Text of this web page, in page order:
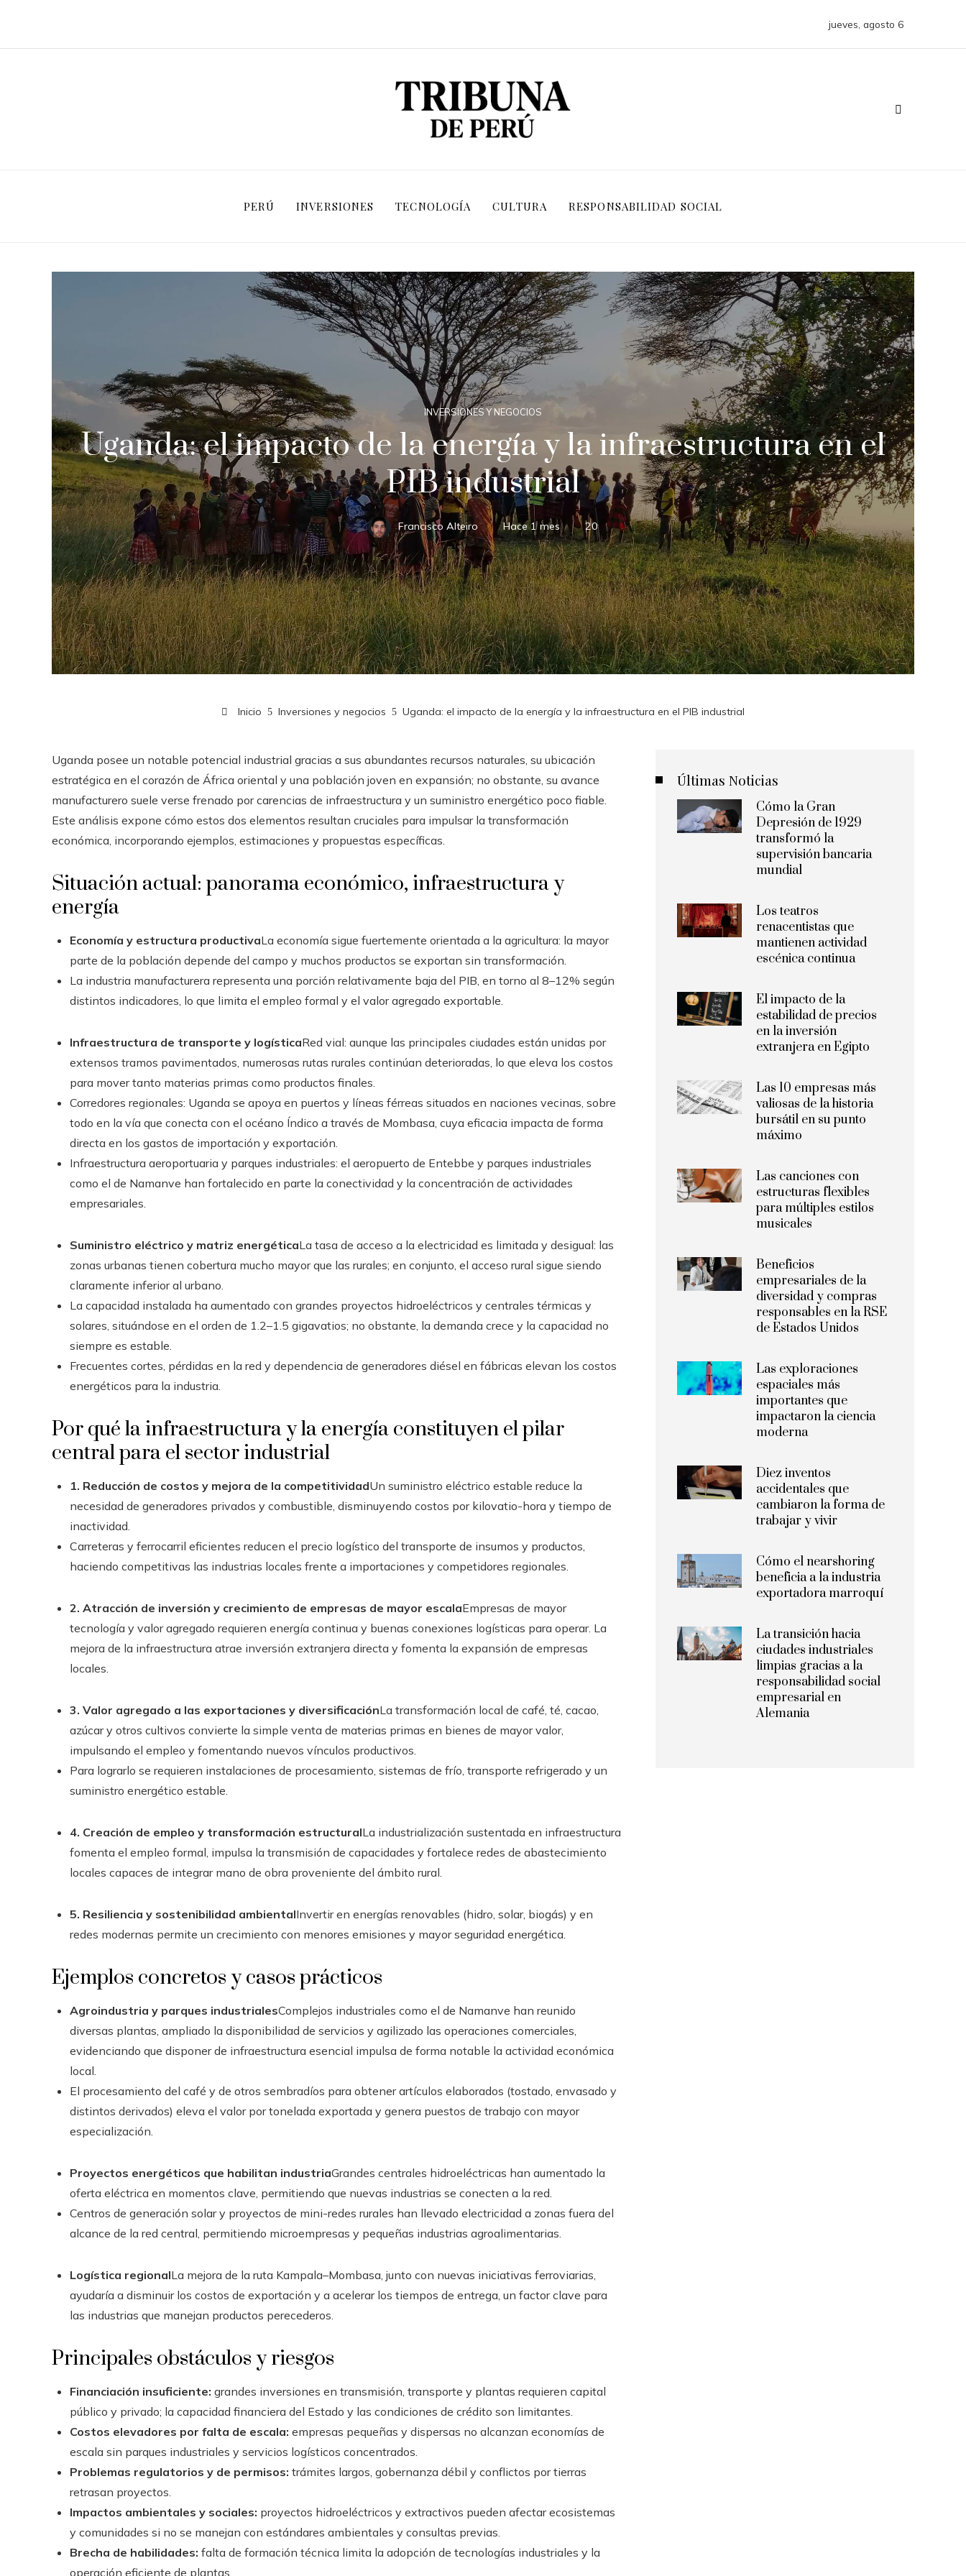
jueves, agosto 6
PERÚ INVERSIONES TECNOLOGÍA CULTURA RESPONSABILIDAD SOCIAL
INVERSIONES Y NEGOCIOS
Uganda: el impacto de la energía y la infraestructura en el
PIB industrial
Francisco Alteiro Hace 1 mes 20
Inicio Inversiones y negocios Uganda: el impacto de la energía y la infraestructura en el PIB industrial
Uganda posee un notable potencial industrial gracias a sus abundantes recursos naturales, su ubicación
estratégica en el corazón de África oriental y una población joven en expansión; no obstante, su avance
manufacturero suele verse frenado por carencias de infraestructura y un suministro energético poco fiable.
Este análisis expone cómo estos dos elementos resultan cruciales para impulsar la transformación
económica, incorporando ejemplos, estimaciones y propuestas específicas.
Situación actual: panorama económico, infraestructura y
energía
Economía y estructura productivaLa economía sigue fuertemente orientada a la agricultura: la mayor
parte de la población depende del campo y muchos productos se exportan sin transformación.
La industria manufacturera representa una porción relativamente baja del PIB, en torno al 8–12% según
distintos indicadores, lo que limita el empleo formal y el valor agregado exportable.
Infraestructura de transporte y logísticaRed vial: aunque las principales ciudades están unidas por
extensos tramos pavimentados, numerosas rutas rurales continúan deterioradas, lo que eleva los costos
para mover tanto materias primas como productos finales.
Corredores regionales: Uganda se apoya en puertos y líneas férreas situados en naciones vecinas, sobre
todo en la vía que conecta con el océano Índico a través de Mombasa, cuya eficacia impacta de forma
directa en los gastos de importación y exportación.
Infraestructura aeroportuaria y parques industriales: el aeropuerto de Entebbe y parques industriales
como el de Namanve han fortalecido en parte la conectividad y la concentración de actividades
empresariales.
Suministro eléctrico y matriz energéticaLa tasa de acceso a la electricidad es limitada y desigual: las
zonas urbanas tienen cobertura mucho mayor que las rurales; en conjunto, el acceso rural sigue siendo
claramente inferior al urbano.
La capacidad instalada ha aumentado con grandes proyectos hidroeléctricos y centrales térmicas y
solares, situándose en el orden de 1.2–1.5 gigavatios; no obstante, la demanda crece y la capacidad no
siempre es estable.
Frecuentes cortes, pérdidas en la red y dependencia de generadores diésel en fábricas elevan los costos
energéticos para la industria.
Por qué la infraestructura y la energía constituyen el pilar
central para el sector industrial
1. Reducción de costos y mejora de la competitividadUn suministro eléctrico estable reduce la
necesidad de generadores privados y combustible, disminuyendo costos por kilovatio-hora y tiempo de
inactividad.
Carreteras y ferrocarril eficientes reducen el precio logístico del transporte de insumos y productos,
haciendo competitivas las industrias locales frente a importaciones y competidores regionales.
2. Atracción de inversión y crecimiento de empresas de mayor escalaEmpresas de mayor
tecnología y valor agregado requieren energía continua y buenas conexiones logísticas para operar. La
mejora de la infraestructura atrae inversión extranjera directa y fomenta la expansión de empresas
locales.
3. Valor agregado a las exportaciones y diversificaciónLa transformación local de café, té, cacao,
azúcar y otros cultivos convierte la simple venta de materias primas en bienes de mayor valor,
impulsando el empleo y fomentando nuevos vínculos productivos.
Para lograrlo se requieren instalaciones de procesamiento, sistemas de frío, transporte refrigerado y un
suministro energético estable.
4. Creación de empleo y transformación estructuralLa industrialización sustentada en infraestructura
fomenta el empleo formal, impulsa la transmisión de capacidades y fortalece redes de abastecimiento
locales capaces de integrar mano de obra proveniente del ámbito rural.
5. Resiliencia y sostenibilidad ambientalInvertir en energías renovables (hidro, solar, biogás) y en
redes modernas permite un crecimiento con menores emisiones y mayor seguridad energética.
Ejemplos concretos y casos prácticos
Agroindustria y parques industrialesComplejos industriales como el de Namanve han reunido
diversas plantas, ampliado la disponibilidad de servicios y agilizado las operaciones comerciales,
evidenciando que disponer de infraestructura esencial impulsa de forma notable la actividad económica
local.
El procesamiento del café y de otros sembradíos para obtener artículos elaborados (tostado, envasado y
distintos derivados) eleva el valor por tonelada exportada y genera puestos de trabajo con mayor
especialización.
Proyectos energéticos que habilitan industriaGrandes centrales hidroeléctricas han aumentado la
oferta eléctrica en momentos clave, permitiendo que nuevas industrias se conecten a la red.
Centros de generación solar y proyectos de mini-redes rurales han llevado electricidad a zonas fuera del
alcance de la red central, permitiendo microempresas y pequeñas industrias agroalimentarias.
Logística regionalLa mejora de la ruta Kampala–Mombasa, junto con nuevas iniciativas ferroviarias,
ayudaría a disminuir los costos de exportación y a acelerar los tiempos de entrega, un factor clave para
las industrias que manejan productos perecederos.
Principales obstáculos y riesgos
Financiación insuficiente: grandes inversiones en transmisión, transporte y plantas requieren capital
público y privado; la capacidad financiera del Estado y las condiciones de crédito son limitantes.
Costos elevadores por falta de escala: empresas pequeñas y dispersas no alcanzan economías de
escala sin parques industriales y servicios logísticos concentrados.
Problemas regulatorios y de permisos: trámites largos, gobernanza débil y conflictos por tierras
retrasan proyectos.
Impactos ambientales y sociales: proyectos hidroeléctricos y extractivos pueden afectar ecosistemas
y comunidades si no se manejan con estándares ambientales y consultas previas.
Brecha de habilidades: falta de formación técnica limita la adopción de tecnologías industriales y la
operación eficiente de plantas.
Últimas Noticias
Cómo la Gran
Depresión de 1929
transformó la
supervisión bancaria
mundial
Los teatros
renacentistas que
mantienen actividad
escénica continua
El impacto de la
estabilidad de precios
en la inversión
extranjera en Egipto
Las 10 empresas más
valiosas de la historia
bursátil en su punto
máximo
Las canciones con
estructuras flexibles
para múltiples estilos
musicales
Beneficios
empresariales de la
diversidad y compras
responsables en la RSE
de Estados Unidos
Las exploraciones
espaciales más
importantes que
impactaron la ciencia
moderna
Diez inventos
accidentales que
cambiaron la forma de
trabajar y vivir
Cómo el nearshoring
beneficia a la industria
exportadora marroquí
La transición hacia
ciudades industriales
limpias gracias a la
responsabilidad social
empresarial en
Alemania